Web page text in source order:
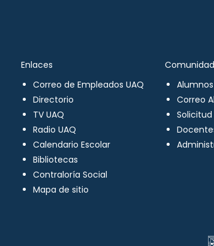
Enlaces
Correo de Empleados UAQ
Directorio
TV UAQ
Radio UAQ
Calendario Escolar
Bibliotecas
Contraloría Social
Mapa de sitio
Alumnos
Correo